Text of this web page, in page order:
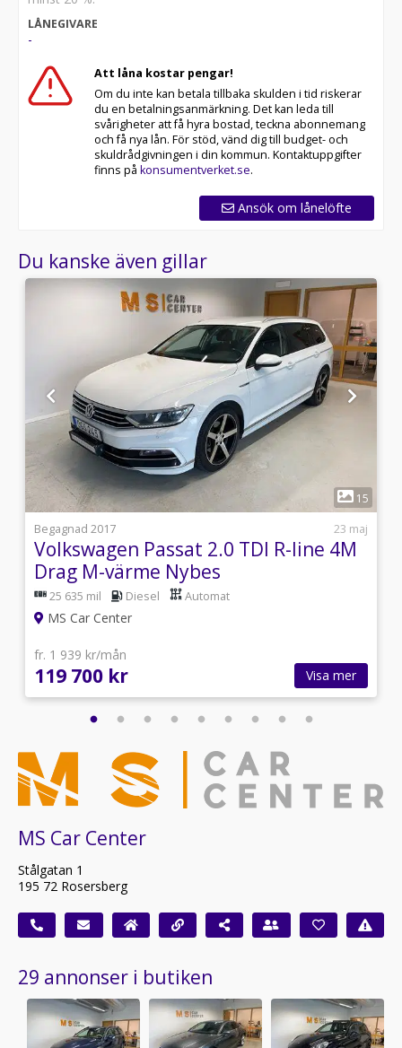
LÅNEGIVARE
-
Att låna kostar pengar!
Om du inte kan betala tillbaka skulden i tid riskerar
du en betalningsanmärkning. Det kan leda till
svårigheter att få hyra bostad, teckna abonnemang
och få nya lån. För stöd, vänd dig till budget- och
skuldrådgivningen i din kommun. Kontaktuppgifter
finns på konsumentverket.se.
Ansök om lånelöfte
Du kanske även gillar
1
15
Begagnad 2017
23 maj
Volkswagen Passat 2.0 TDI R-line 4M
Drag M-värme Nybes
25 635 mil Diesel Automat
MS Car Center
fr. 1 939 kr/mån
119 700 kr Visa mer
MS Car Center
Stålgatan 1
195 72 Rosersberg
29 annonser i butiken